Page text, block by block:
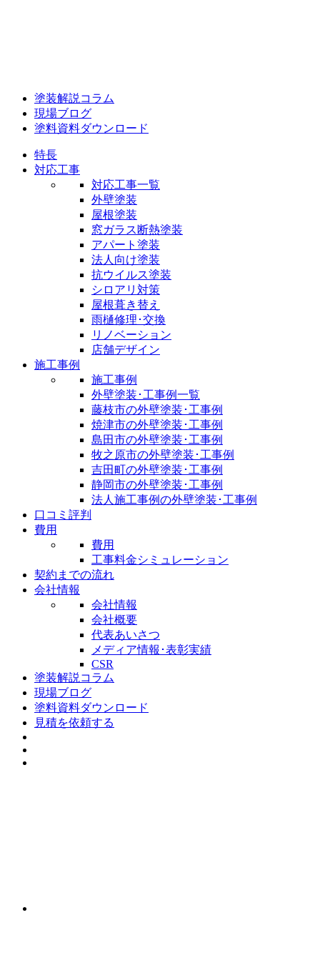
塗装解説コラム
現場ブログ
塗料資料ダウンロード
特長
対応工事
対応工事一覧
外壁塗装
屋根塗装
窓ガラス断熱塗装
アパート塗装
法人向け塗装
抗ウイルス塗装
シロアリ対策
屋根葺き替え
雨樋修理･交換
リノベーション
店舗デザイン
施工事例
施工事例
外壁塗装･工事例一覧
藤枝市の外壁塗装･工事例
焼津市の外壁塗装･工事例
島田市の外壁塗装･工事例
牧之原市の外壁塗装･工事例
吉田町の外壁塗装･工事例
静岡市の外壁塗装･工事例
法人施工事例の外壁塗装･工事例
口コミ評判
費用
費用
工事料金シミュレーション
契約までの流れ
会社情報
会社情報
会社概要
代表あいさつ
メディア情報･表彰実績
CSR
塗装解説コラム
現場ブログ
塗料資料ダウンロード
見積を依頼する